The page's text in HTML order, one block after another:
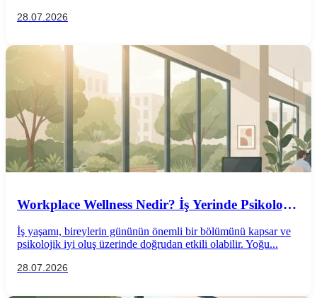
28.07.2026
Workplace Wellness Nedir? İş Yerinde Psikolojik
İş yaşamı, bireylerin gününün önemli bir bölümünü kapsar ve
psikolojik iyi oluş üzerinde doğrudan etkili olabilir. Yoğu...
28.07.2026